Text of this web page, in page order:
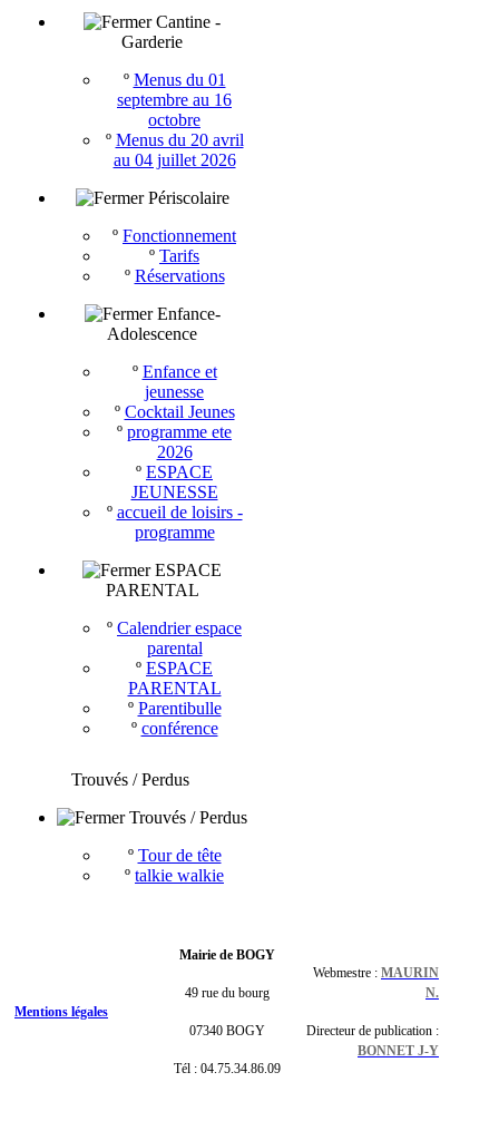
Cantine -
Garderie
º Menus du 01
septembre au 16
octobre
º Menus du 20 avril
au 04 juillet 2026
Périscolaire
º Fonctionnement
º Tarifs
º Réservations
Enfance-
Adolescence
º Enfance et
jeunesse
º Cocktail Jeunes
º programme ete
2026
º ESPACE
JEUNESSE
º accueil de loisirs -
programme
ESPACE
PARENTAL
º Calendrier espace
parental
º ESPACE
PARENTAL
º Parentibulle
º conférence
Trouvés / Perdus
Trouvés / Perdus
º Tour de tête
º talkie walkie
Mentions légales
Mairie de BOGY
49 rue du bourg
07340 BOGY
Tél : 04.75.34.86.09
Webmestre : MAURIN
N.
Directeur de publication :
BONNET J-Y